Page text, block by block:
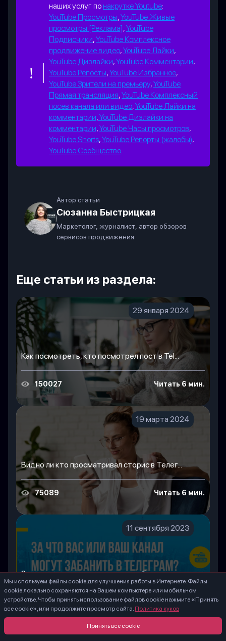
наших услуг по накрутке Youtube:
YouTube Просмотры,YouTube Живые
просмотры [Реклама],YouTube
Подписчики,YouTube Комплексное
продвижение видео,YouTube Лайки,
YouTube Дизлайки,YouTube Комментарии,
YouTube Репосты,YouTube Избранное,
YouTube Зрители на премьеру,YouTube
Прямая трансляция,YouTube Комплексный
посев канала или видео,YouTube Лайки на
комментарии,YouTube Дизлайки на
комментарии,YouTube Часы просмотров,
YouTube Shorts,YouTube Репорты (жалобы),
YouTube Сообщество
Автор статьи
Сюзанна Быстрицкая
Маркетолог, журналист, автор обзоров
сервисов продвижения.
Еще статьи из раздела:
29 января 2024
Как посмотреть, кто посмотрел пост в Tel...
150027 Читать 6 мин.
19 марта 2024
Видно ли кто просматривал сторис в Телег...
75089 Читать 6 мин.
11 сентября 2023
За что вас или ваш канал могут забанить ...
36179 Читать 15 мин.
Мы используем файлы cookie для улучшения работы в Интернете. Файлы
cookie локально сохраняются на Вашем компьютере или мобильном
устройстве. Чтобы принять использование файлов cookie нажмите «Принять
все cookie», или продолжите просмотр сайта. Политика куков
Принять все cookie